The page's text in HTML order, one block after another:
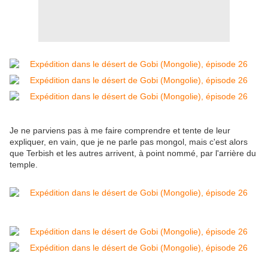
Je ne parviens pas à me faire comprendre et tente de leur
expliquer, en vain, que je ne parle pas mongol, mais c'est alors
que Terbish et les autres arrivent, à point nommé, par l'arrière du
temple.